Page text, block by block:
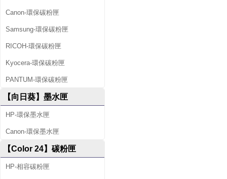
Canon-環保碳粉匣
Samsung-環保碳粉匣
RICOH-環保碳粉匣
Kyocera-環保碳粉匣
PANTUM-環保碳粉匣
【向日葵】墨水匣
HP-環保墨水匣
Canon-環保墨水匣
【Color 24】碳粉匣
HP-相容碳粉匣